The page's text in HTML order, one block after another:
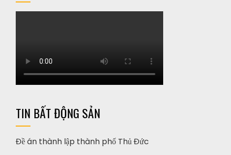
TIN BẤT ĐỘNG SẢN
Đề án thành lập thành phố Thủ Đức